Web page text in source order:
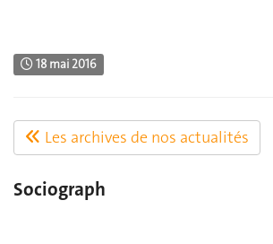
18 mai 2016
Les archives de nos actualités
Sociograph